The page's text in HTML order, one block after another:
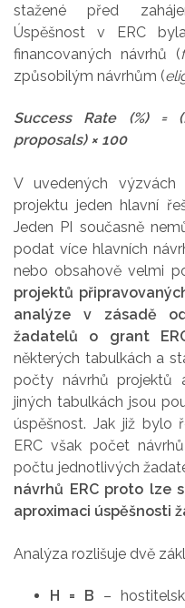
stažené před
Úspěšnost v ERC
financovaných návrhů (
způsobilým návrhům (
Success Rate (%) =
proposals) × 100
V uvedených výzvách
projektu jeden hlavní
Jeden PI současně
podat více hlavních
nebo obsahově velmi
projektů
analýze v zásadě
žadatelů o grant
některých tabulkách a
počty návrhů projektů
jiných tabulkách jsou
úspěšnost. Jak již bylo
ERC však počet
počtu jednotlivých
návrhů ERC proto lze
aproximaci úspěšnosti
Analýza rozlišuje dvě
H = B –